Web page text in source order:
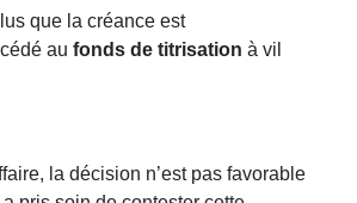
que la créance est
aufonds de titrisation à vil
la décision n’est pas favorable